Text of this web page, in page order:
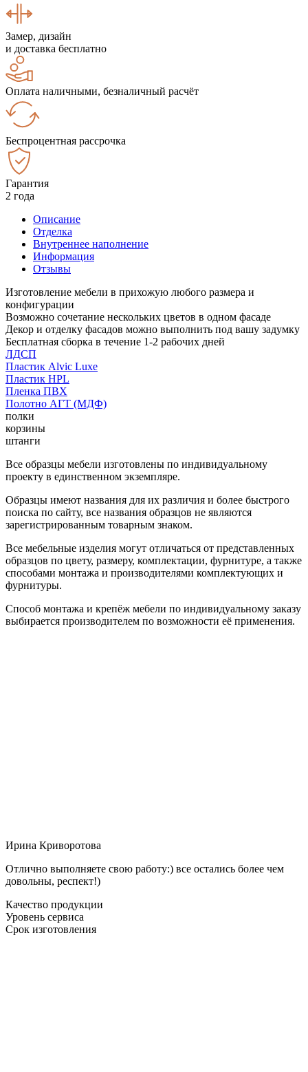
Замер, дизайн
и доставка бесплатно
Оплата наличными, безналичный расчёт
Беспроцентная рассрочка
Гарантия
2 года
Описание
Отделка
Внутреннее наполнение
Информация
Отзывы
Изготовление мебели в прихожую любого размера и
конфигурации
Возможно сочетание нескольких цветов в одном фасаде
Декор и отделку фасадов можно выполнить под вашу задумку
Бесплатная сборка в течение 1-2 рабочих дней
ЛДСП
Пластик Alvic Luxe
Пластик HPL
Пленка ПВХ
Полотно АГТ (МДФ)
полки
корзины
штанги
Все образцы мебели изготовлены по индивидуальному
проекту в единственном экземпляре.
Образцы имеют названия для их различия и более быстрого
поиска по сайту, все названия образцов не являются
зарегистрированным товарным знаком.
Все мебельные изделия могут отличаться от представленных
образцов по цвету, размеру, комплектации, фурнитуре, а также
способами монтажа и производителями комплектующих и
фурнитуры.
Способ монтажа и крепёж мебели по индивидуальному заказу
выбирается производителем по возможности её применения.
Ирина Криворотова
Отлично выполняете свою работу:) все остались более чем
довольны, респект!)
Качество продукции
Уровень сервиса
Срок изготовления